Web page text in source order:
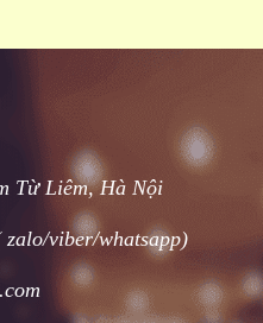
Từ Liêm, Hà Nội
viber/whatsapp)